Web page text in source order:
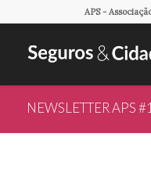
APS -
NEWSLETTER APS